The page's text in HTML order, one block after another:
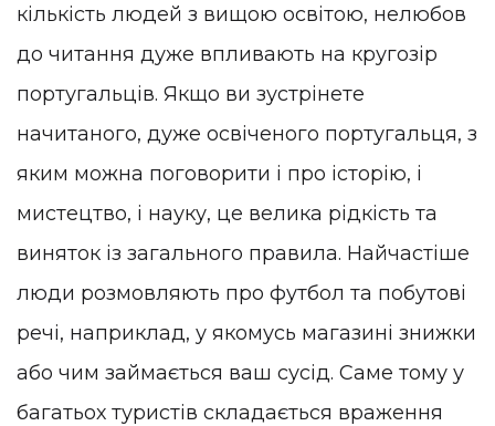
кількість людей з вищою освітою, нелюбов
до читання дуже впливають на кругозір
португальців. Якщо ви зустрінете
начитаного, дуже освіченого португальця, з
яким можна поговорити і про історію, і
мистецтво, і науку, це велика рідкість та
виняток із загального правила. Найчастіше
люди розмовляють про футбол та побутові
речі, наприклад, у якомусь магазині знижки
або чим займається ваш сусід. Саме тому у
багатьох туристів складається враження